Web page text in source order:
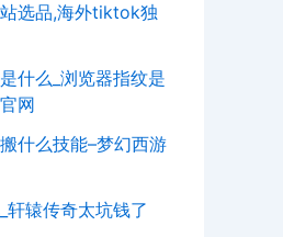
选品,海外tiktok独
什么_浏览器指纹是
网
什么技能–梦幻西游
轩辕传奇太坑钱了